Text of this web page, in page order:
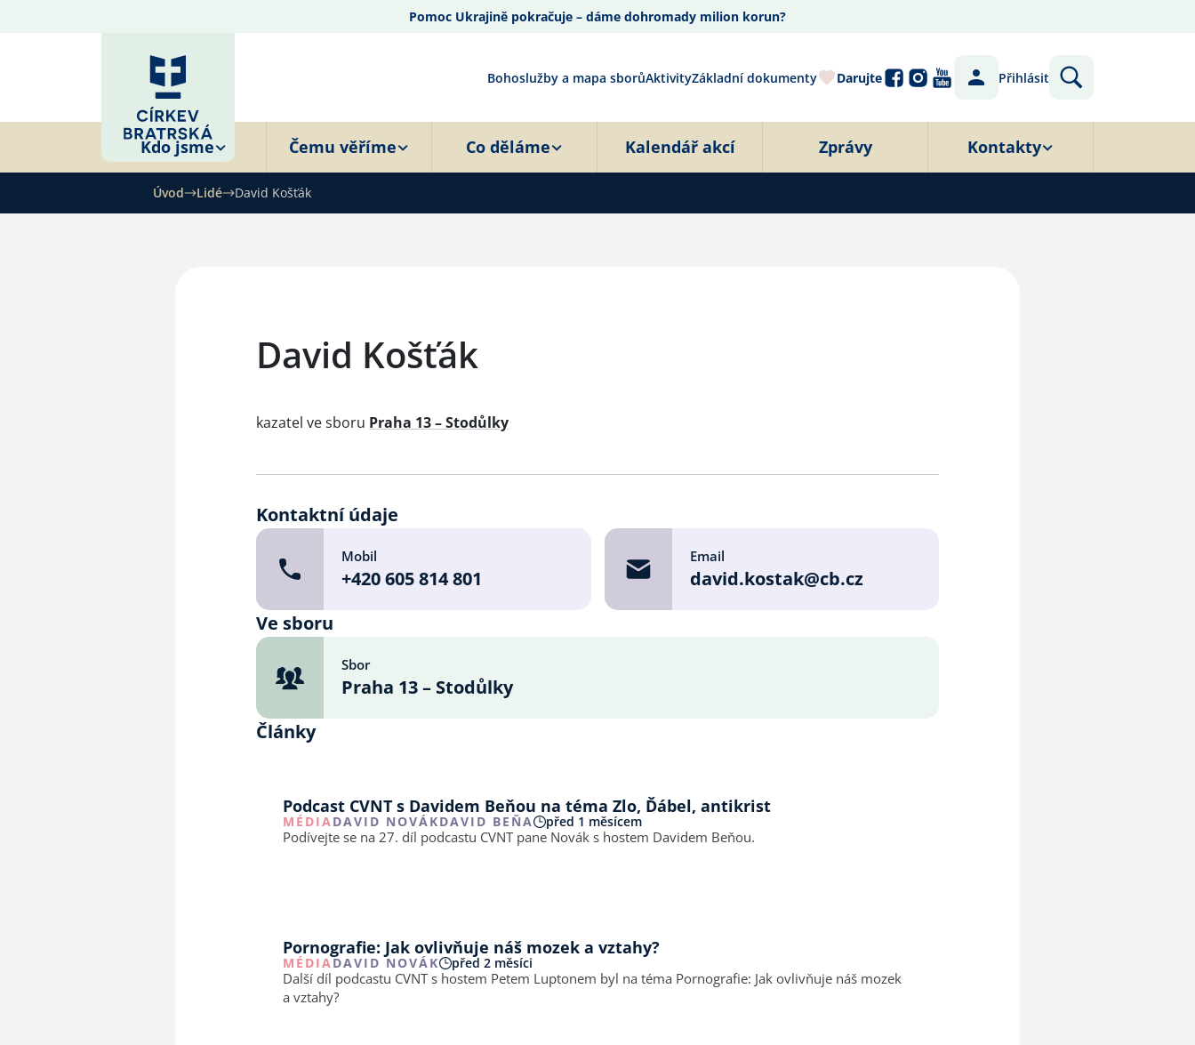
Pomoc Ukrajině pokračuje – dáme dohromady milion korun?
Bohoslužby a mapa sborůAktivityZákladní dokumenty Darujte Přihlásit
Kdo jsme Čemu věříme Co děláme Kalendář akcí Zprávy Kontakty
Úvod Lidé David Košťák
David Košťák
kazatel ve sboru Praha 13 – Stodůlky
Kontaktní údaje
Mobil
+420 605 814 801
Email
david.kostak@cb.cz
Ve sboru
Sbor
Praha 13 – Stodůlky
Články
Podcast CVNT s Davidem Beňou na téma Zlo, Ďábel, antikrist
MÉDIA DAVID NOVÁKDAVID BEŇA před 1 měsícem
Podívejte se na 27. díl podcastu CVNT pane Novák s hostem Davidem Beňou.
Pornografie: Jak ovlivňuje náš mozek a vztahy?
MÉDIADAVID NOVÁK před 2 měsíci
Další díl podcastu CVNT s hostem Petem Luptonem byl na téma Pornografie: Jak ovlivňuje náš mozek
a vztahy?